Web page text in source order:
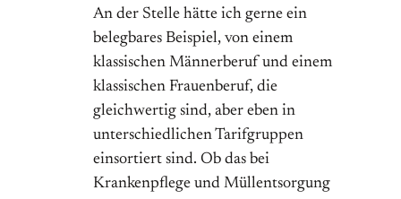
An der Stelle hätte ich gerne ein
belegbares Beispiel, von einem
klassischen Männerberuf und einem
klassischen Frauenberuf, die
gleichwertig sind, aber eben in
unterschiedlichen Tarifgruppen
einsortiert sind. Ob das bei
Krankenpflege und Müllentsorgung